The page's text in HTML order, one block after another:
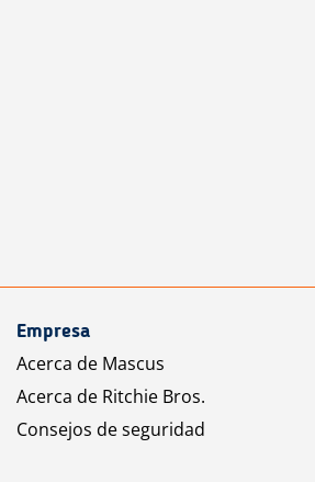
Empresa
Acerca de Mascus
Acerca de Ritchie Bros.
Consejos de seguridad